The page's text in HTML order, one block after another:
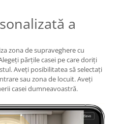
a
zona de supraveghere cu
părțile casei pe care doriți
Aveți posibilitatea să selectați
sau zona de locuit. Aveți
casei dumneavoastră.